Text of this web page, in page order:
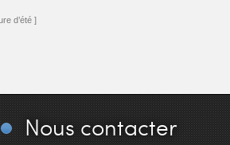
d’été ]
Nous contacter